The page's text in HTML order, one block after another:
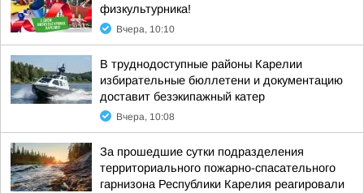
физкультурника!
Вчера, 10:10
В труднодоступные районы Карелии
избирательные бюллетени и документацию
доставит безэкипажный катер
Вчера, 10:08
За прошедшие сутки подразделения
территориального пожарно-спасательного
гарнизона Республики Карелия реагировали